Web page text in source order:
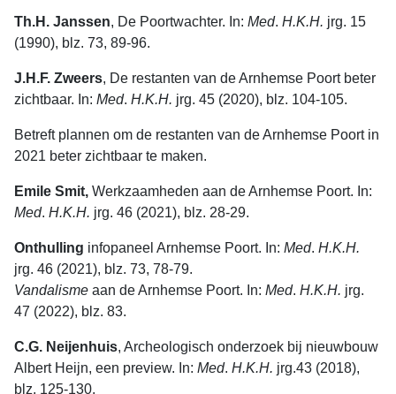
Th.H. Janssen, De Poortwachter. In: Med. H.K.H. jrg. 15
(1990), blz. 73, 89-96.
J.H.F. Zweers, De restanten van de Arnhemse Poort beter
zichtbaar. In: Med. H.K.H. jrg. 45 (2020), blz. 104-105.
Betreft plannen om de restanten van de Arnhemse Poort in
2021 beter zichtbaar te maken.
Emile Smit, Werkzaamheden aan de Arnhemse Poort. In:
Med. H.K.H. jrg. 46 (2021), blz. 28-29.
Onthulling infopaneel Arnhemse Poort. In: Med. H.K.H.
jrg. 46 (2021), blz. 73, 78-79.
Vandalisme aan de Arnhemse Poort. In: Med. H.K.H. jrg.
47 (2022), blz. 83.
C.G. Neijenhuis, Archeologisch onderzoek bij nieuwbouw
Albert Heijn, een preview. In: Med. H.K.H. jrg.43 (2018),
blz. 125-130.